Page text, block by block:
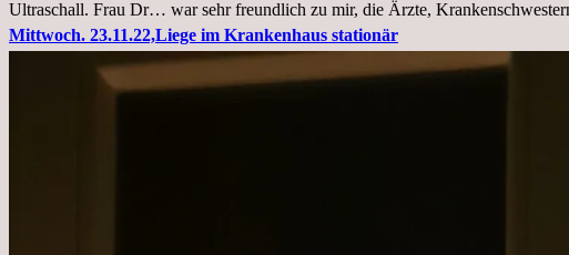
Ultraschall. Frau Dr… war sehr freundlich zu mir, die Ärzte,
Mittwoch. 23.11.22,Liege im Krankenhaus stationär